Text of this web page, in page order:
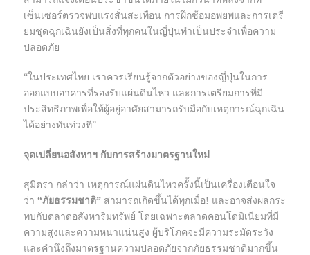
เซ็นเซอร์ตรวจพบแรงสั่นสะเทือน การฝึกซ้อมอพยพและการเตรี
ยมชุดฉุกเฉินยังเป็นสิ่งที่ทุกคนในญี่ปุ่นทำเป็นประจำเพื่อความ
ปลอดภัย
“ในประเทศไทย เราควรเรียนรู้จากตัวอย่างของญี่ปุ่นในการ
ออกแบบอาคารที่รองรับแผ่นดินไหว และการเตรียมการที่มี
ประสิทธิภาพเพื่อให้ผู้อยู่อาศัยสามารถรับมือกับเหตุการณ์ฉุกเฉิน
ได้อย่างทันท่วงที”
จุดเปลี่ยนอสังหาฯ กับการสร้างมาตรฐานใหม่
สุมิตรา กล่าว่า เหตุการณ์แผ่นดินไหวครั้งนี้เป็นเครื่องเตือนใจ
ว่า “ภัยธรรมชาติ” สามารถเกิดขึ้นได้ทุกเมื่อ! และอาจส่งผลกระ
ทบกับตลาดอสังหาริมทรัพย์ โดยเฉพาะตลาดคอนโดมิเนียมที่มี
ความสูงและความหนาแน่นสูง ผู้บริโภคจะมีความระมัดระวัง
และคำนึงถึงมาตรฐานความปลอดภัยจากภัยธรรมชาติมากขึ้น